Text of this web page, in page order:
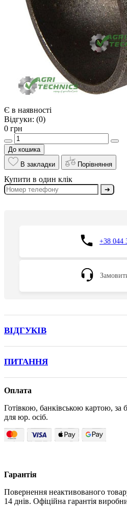
Є в наявності
Відгуки: (0)
0 грн
До кошика
В закладки
Порівняння
Купити в один клік
➔
+38 044
ВІДГУКІВ
ПИТАННЯ
Оплата
Готівкою, банківською картою, за
для юр. осіб.
Гарантія
Повернення неактивованого
14 днів. Офіційна гарантія